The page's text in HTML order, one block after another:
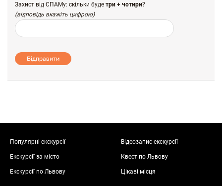
Захист від СПАМу: скільки буде три + чотири?
(відповідь вкажіть цифрою)
Відправити
Популярні екскурсії
Екскурсії за місто
Екскурсії по Львову
Відеозапис екскурсії
Квест по Львову
Цікаві місця